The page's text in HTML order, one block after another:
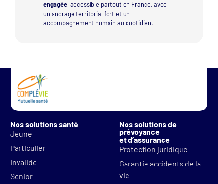
engagée, accessible partout en France, avec
un ancrage territorial fort et un
accompagnement humain au quotidien.
Nos solutions santé
Jeune
Particulier
Invalide
Senior
Nos solutions de
prévoyance
et d’assurance
Protection juridique
Garantie accidents de la
vie